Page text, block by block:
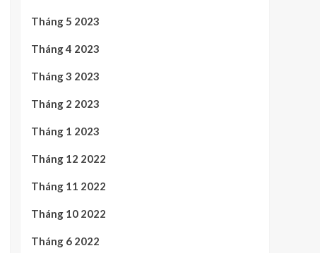
Tháng 5 2023
Tháng 4 2023
Tháng 3 2023
Tháng 2 2023
Tháng 1 2023
Tháng 12 2022
Tháng 11 2022
Tháng 10 2022
Tháng 6 2022